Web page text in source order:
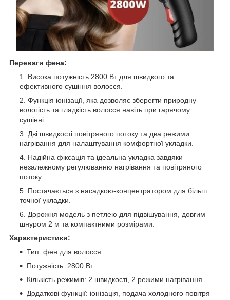
Переваги фена:
Висока потужність 2800 Вт для швидкого та
ефективного сушіння волосся.
Функція іонізації, яка дозволяє зберегти природну
вологість та гладкість волосся навіть при гарячому
сушінні.
Дві швидкості повітряного потоку та два режими
нагрівання для налаштування комфортної укладки.
Надійна фіксація та ідеальна укладка завдяки
незалежному регулюванню нагрівання та повітряного
потоку.
Постачається з насадкою-концентратором для більш
точної укладки.
Дорожня модель з петлею для підвішування, довгим
шнуром 2 м та компактними розмірами.
Характеристики:
Тип: фен для волосся
Потужність: 2800 Вт
Кількість режимів: 2 швидкості, 2 режими нагрівання
Додаткові функції: іонізація, подача холодного повітря